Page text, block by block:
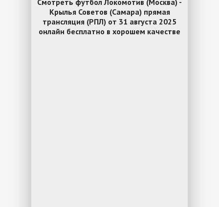
Смотреть футбол Локомотив (Москва) -
Крылья Советов (Самара) прямая
трансляция (РПЛ) от 31 августа 2025
онлайн бесплатно в хорошем качестве